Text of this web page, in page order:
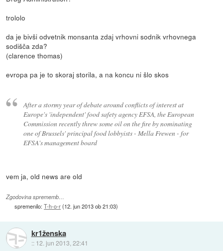
trololo
da je bivši odvetnik monsanta zdaj vrhovni sodnik vrhovnega
sodišča zda?
(clarence thomas)
evropa pa je to skoraj storila, a na koncu ni šlo skos
After a stormy year of debate around conflicts of interest at
Europe's 'independent' food safety agency EFSA, the European
Commission recently threw some oil on the fire by nominating
one of Brussels' principal food lobbyists - Mella Frewen - for
EFSA's management board
vem ja, old news are old
Zgodovina sprememb…
spremenilo:T-h-o-r(12. jun 2013 ob 21:03)
kr1ženska
:: 12. jun 2013, 22:41